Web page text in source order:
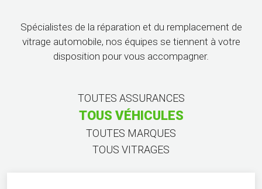
Spécialistes de la réparation et du remplacement de
vitrage automobile, nos équipes se tiennent à votre
disposition pour vous accompagner.
TOUTES ASSURANCES
TOUS VÉHICULES
TOUTES MARQUES
TOUS VITRAGES